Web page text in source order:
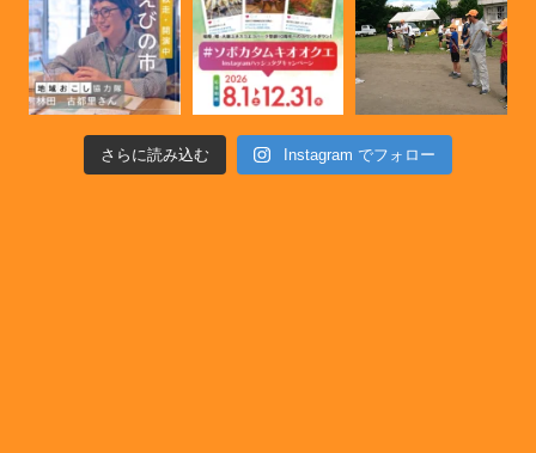
さらに読み込む Instagram でフォロー